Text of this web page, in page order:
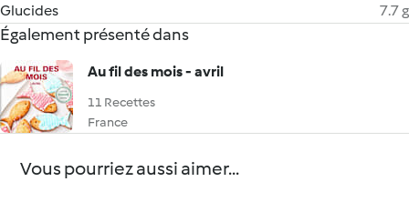
Glucides
7.7 g
Également présenté dans
Au fil des mois - avril
11 Recettes
France
Vous pourriez aussi aimer...